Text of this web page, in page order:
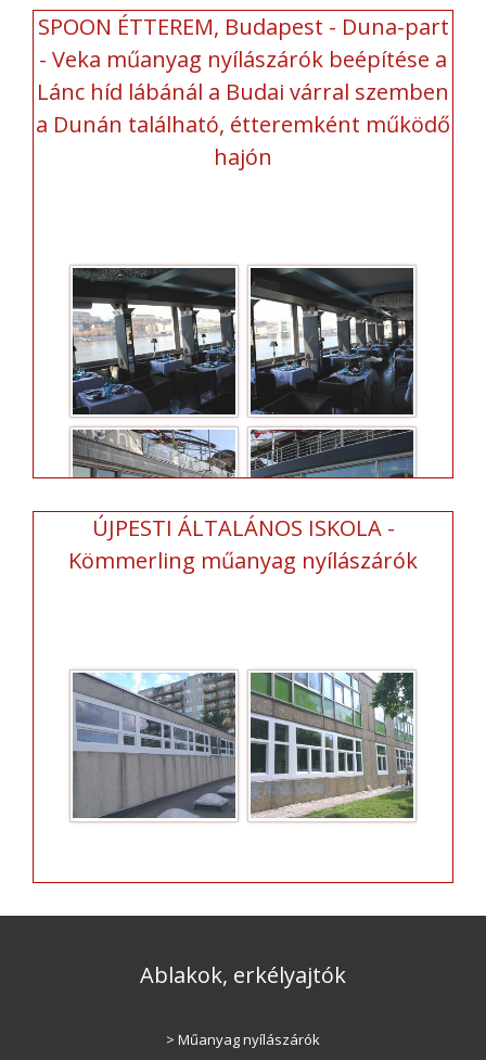
SPOON ÉTTEREM, Budapest - Duna-part
- Veka műanyag nyílászárók beépítése a
Lánc híd lábánál a Budai várral szemben
a Dunán található, étteremként működő
hajón
ÚJPESTI ÁLTALÁNOS ISKOLA -
Kömmerling műanyag nyílászárók
Ablakok, erkélyajtók
> Műanyag nyílászárók